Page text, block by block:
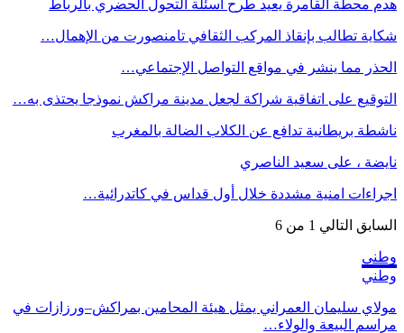
هدم محطة القامرة يعيد طرح اسئلة التحول الحضري بالرباط
شكاية تطالب بإنقاذ المركب الثقافي تامنصورت من الإهمال…
الحذر مما ينشر في مواقع التواصل الإجتماعي…
التوقيع على اتفاقية شراكة لجعل مدينة مراكش نموذجا يحتذى به…
ناشطة بريطانية تدافع عن الكلاب الضالة بالمغرب
نايضة ، على سعيد الناصري
اجراءات امنية مشددة خلال أول قداس في كاتدرائية…
السابق التالي 1 من 6
وطني
وطني
مولاي سليمان العمراني يمثل هيئة المحامين بمراكش–ورزازات في
مراسم البيعة والولاء…